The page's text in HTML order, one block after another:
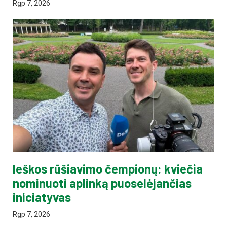
Rgp 7, 2026
Ieškos rūšiavimo čempionų: kviečia
nominuoti aplinką puoselėjančias
iniciatyvas
Rgp 7, 2026